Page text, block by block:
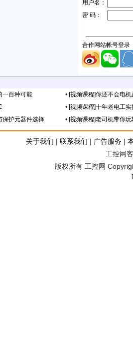
一百种可能 • [视频课程]你还不会电
• [视频课程]十年老电工
保护元器件选择 • [视频课程]老司机带你
关于我们 | 联系我们 | 广告服务 |
工控网
版权所有 工控网